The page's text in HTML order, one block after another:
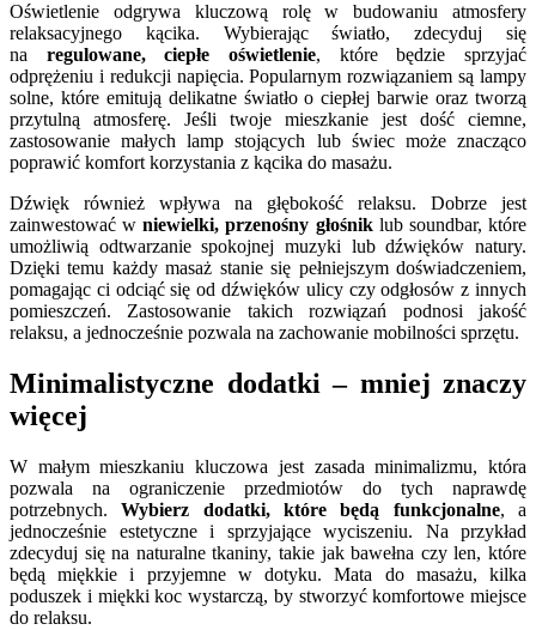
Oświetlenie odgrywa kluczową rolę w budowaniu atmosfery
relaksacyjnego kącika. Wybierając światło, zdecyduj się
na regulowane, ciepłe oświetlenie, które będzie sprzyjać
odprężeniu i redukcji napięcia. Popularnym rozwiązaniem są lampy
solne, które emitują delikatne światło o ciepłej barwie oraz tworzą
przytulną atmosferę. Jeśli twoje mieszkanie jest dość ciemne,
zastosowanie małych lamp stojących lub świec może znacząco
poprawić komfort korzystania z kącika do masażu.
Dźwięk również wpływa na głębokość relaksu. Dobrze jest
zainwestować wniewielki, przenośny głośniklub soundbar, które
umożliwią odtwarzanie spokojnej muzyki lub dźwięków natury.
Dzięki temu każdy masaż stanie się pełniejszym doświadczeniem,
pomagając ci odciąć się od dźwięków ulicy czy odgłosów z innych
pomieszczeń. Zastosowanie takich rozwiązań podnosi jakość
relaksu, a jednocześnie pozwala na zachowanie mobilności sprzętu.
Minimalistyczne dodatki – mniej znaczy
więcej
W małym mieszkaniu kluczowa jest zasada minimalizmu, która
pozwala na ograniczenie przedmiotów do tych naprawdę
potrzebnych.Wybierz dodatki, które będą funkcjonalne, a
jednocześnie estetyczne i sprzyjające wyciszeniu. Na przykład
zdecyduj się na naturalne tkaniny, takie jak bawełna czy len, które
będą miękkie i przyjemne w dotyku. Mata do masażu, kilka
poduszek i miękki koc wystarczą, by stworzyć komfortowe miejsce
do relaksu.